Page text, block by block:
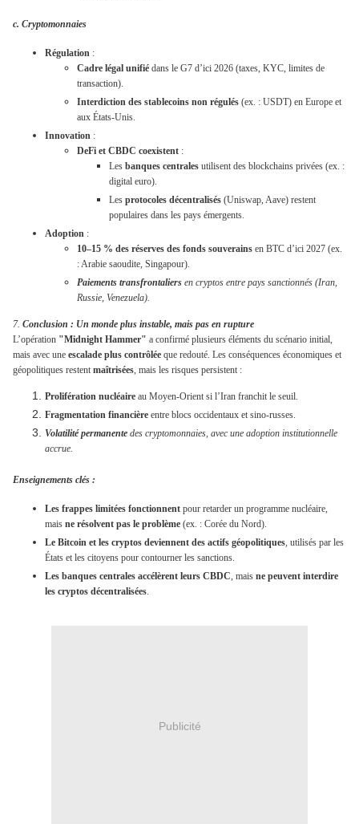
c. Cryptomonnaies
Régulation :
Cadre légal unifié dans le G7 d’ici 2026 (taxes, KYC, limites de
transaction).
Interdiction des stablecoins non régulés (ex. : USDT) en Europe et
aux États-Unis.
Innovation :
DeFi et CBDC coexistent :
Les banques centrales utilisent des blockchains privées (ex. :
digital euro).
Les protocoles décentralisés (Uniswap, Aave) restent
populaires dans les pays émergents.
Adoption :
10–15 % des réserves des fonds souverains en BTC d’ici 2027 (ex.
: Arabie saoudite, Singapour).
Paiements transfrontaliers en cryptos entre pays sanctionnés (Iran,
Russie, Venezuela).
7. Conclusion : Un monde plus instable, mais pas en rupture
L’opération "Midnight Hammer" a confirmé plusieurs éléments du scénario initial,
mais avec une escalade plus contrôlée que redouté. Les conséquences économiques et
géopolitiques restent maîtrisées, mais les risques persistent :
Prolifération nucléaire au Moyen-Orient si l’Iran franchit le seuil.
Fragmentation financière entre blocs occidentaux et sino-russes.
Volatilité permanente des cryptomonnaies, avec une adoption institutionnelle
accrue.
Enseignements clés :
Les frappes limitées fonctionnent pour retarder un programme nucléaire,
mais ne résolvent pas le problème (ex. : Corée du Nord).
Le Bitcoin et les cryptos deviennent des actifs géopolitiques, utilisés par les
États et les citoyens pour contourner les sanctions.
Les banques centrales accélèrent leurs CBDC, mais ne peuvent interdire
les cryptos décentralisées.
Publicité